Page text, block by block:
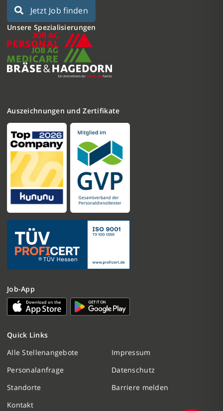
Nachricht schreiben
Initiativbewerbung
Personalanfrage
Jetzt Job finden
Unsere Spezialisierungen
Auszeichnungen und Zertifikate
Job-App
Quick Links
Alle Stellenangebote
Personalanfrage
Standorte
Kontakt
Impressum
Datenschutz
Barriere melden